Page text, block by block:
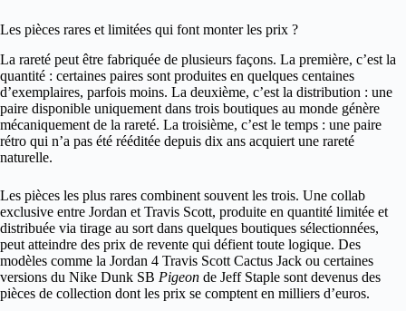
Les pièces rares et limitées qui font monter les prix ?
La rareté peut être fabriquée de plusieurs façons. La première, c’est la
quantité : certaines paires sont produites en quelques centaines
d’exemplaires, parfois moins. La deuxième, c’est la distribution : une
paire disponible uniquement dans trois boutiques au monde génère
mécaniquement de la rareté. La troisième, c’est le temps : une paire
rétro qui n’a pas été rééditée depuis dix ans acquiert une rareté
naturelle.
Les pièces les plus rares combinent souvent les trois. Une collab
exclusive entre Jordan et Travis Scott, produite en quantité limitée et
distribuée via tirage au sort dans quelques boutiques sélectionnées,
peut atteindre des prix de revente qui défient toute logique. Des
modèles comme la Jordan 4 Travis Scott Cactus Jack ou certaines
versions du Nike Dunk SB Pigeon de Jeff Staple sont devenus des
pièces de collection dont les prix se comptent en milliers d’euros.